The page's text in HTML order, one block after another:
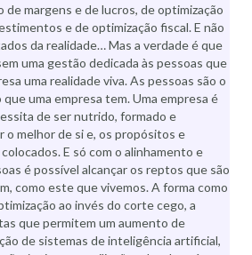
de margens e de lucros, de optimização
e de optimização fiscal. E não
da realidade… Mas a verdade é que
uma gestão dedicada às pessoas que
uma realidade viva. As pessoas são o
uma empresa tem. Uma empresa é
de ser nutrido, formado e
o melhor de si e, os propósitos e
E só com o alinhamento e
é possível alcançar os reptos que são
como este que vivemos. A forma como
ao invés do corte cego, a
que permitem um aumento de
de sistemas de inteligência artificial,